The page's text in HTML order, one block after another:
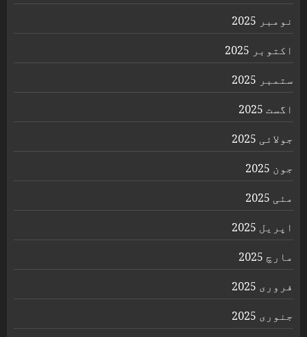
نومبر 2025
اکتوبر 2025
ستمبر 2025
اگست 2025
جولائی 2025
جون 2025
مئی 2025
اپریل 2025
مارچ 2025
فروری 2025
جنوری 2025